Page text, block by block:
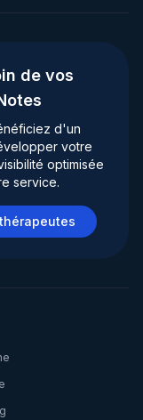
de vos
d'un
votre
optimisée
service.